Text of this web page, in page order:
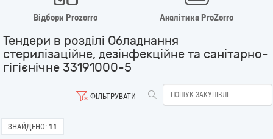
Відбори Prozorro Аналітика ProZorro
Тендери в розділі Обладнання
стерилізаційне, дезінфекційне та санітарно-
гігієнічне 33191000-5
ФІЛЬТРУВАТИ
ЗНАЙДЕНО: 11